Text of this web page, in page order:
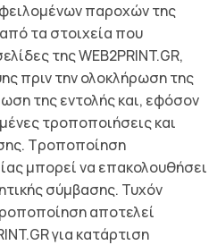
παροχών της
τα στοιχεία που
της WEB2PRINT.GR,
πριν την ολοκλήρωση της
της εντολής και, εφόσον
τροποποιήσεις και
Τροποποίηση
μπορεί να επακολουθήσει
σύμβασης. Τυχόν
αποτελεί
για κατάρτιση